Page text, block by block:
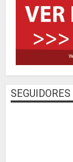
SEGUIDORES